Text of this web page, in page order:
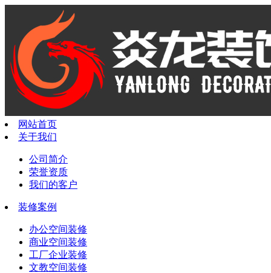
网站首页
关于我们
公司简介
荣誉资质
我们的客户
装修案例
办公空间装修
商业空间装修
工厂企业装修
文教空间装修